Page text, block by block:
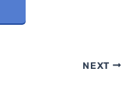
NEXT